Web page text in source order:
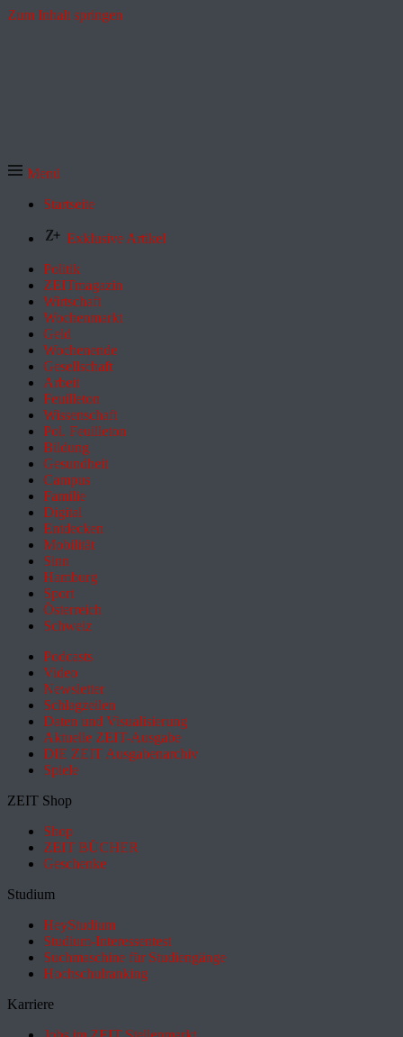
Zum Inhalt springen
Menü
Startseite
Exklusive Artikel
Politik
ZEITmagazin
Wirtschaft
Wochenmarkt
Geld
Wochenende
Gesellschaft
Arbeit
Feuilleton
Wissenschaft
Pol. Feuilleton
Bildung
Gesundheit
Campus
Familie
Digital
Entdecken
Mobilität
Sinn
Hamburg
Sport
Österreich
Schweiz
Podcasts
Video
Newsletter
Schlagzeilen
Daten und Visualisierung
Aktuelle ZEIT-Ausgabe
DIE ZEIT Ausgabenarchiv
Spiele
ZEIT Shop
Shop
ZEIT BÜCHER
Geschenke
Studium
HeyStudium
Studium-Interessentest
Suchmaschine für Studiengänge
Hochschulranking
Karriere